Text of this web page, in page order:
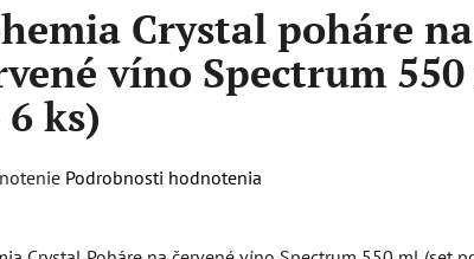
Crystal poháre na
víno Spectrum
ks)
Podrobnosti hodnotenia